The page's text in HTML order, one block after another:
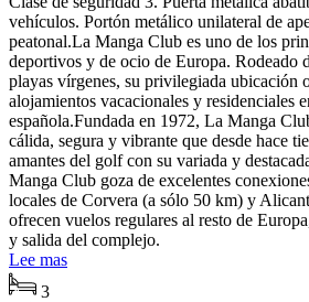
vehículos. Portón metálico unilateral de
peatonal.La Manga Club es uno de los
deportivos y de ocio de Europa. Rodeado
playas vírgenes, su privilegiada ubicación
alojamientos vacacionales y residenciales
española.Fundada en 1972, La Manga
cálida, segura y vibrante que desde hace
amantes del golf con su variada y
Manga Club goza de excelentes
locales de Corvera (a sólo 50 km) y
ofrecen vuelos regulares al resto de
y salida del complejo.
Lee mas
3